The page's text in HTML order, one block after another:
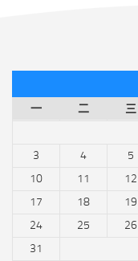
一
二 三
3
4 5
10
11 12
17
18 19
24
25 26
31